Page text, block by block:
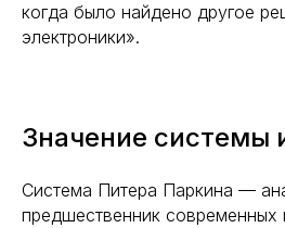
когда было найдено другое
электроники».
Значение системы
Система Питера Паркина —
предшественник современных